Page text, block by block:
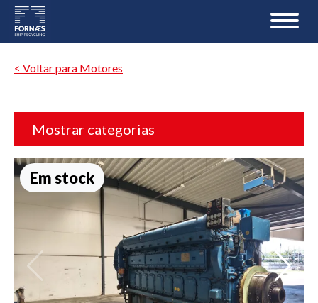
< Voltar para Motores
Mostrar categorias
Em stock